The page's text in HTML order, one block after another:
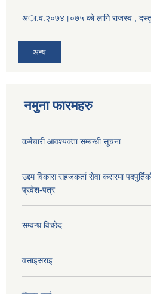
अा.व.२०७४।०७५ काे लागि राजस्व ,
अन्य
नमुना फारमहरु
कर्मचारी आवश्यक्ता सम्बन्धी सूचना
उद्दम विकास सहजकर्ता सेवा करारमा
प्रवेश-पत्र
सम्वन्ध विच्छेद
वसाइसराइ